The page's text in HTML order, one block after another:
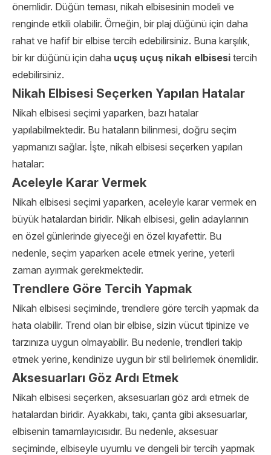
önemlidir. Düğün teması, nikah elbisesinin modeli ve
renginde etkili olabilir. Örneğin, bir plaj düğünü için daha
rahat ve hafif bir elbise tercih edebilirsiniz. Buna karşılık,
bir kır düğünü için daha uçuş uçuş nikah elbisesi tercih
edebilirsiniz.
Nikah Elbisesi Seçerken Yapılan Hatalar
Nikah elbisesi seçimi yaparken, bazı hatalar
yapılabilmektedir. Bu hataların bilinmesi, doğru seçim
yapmanızı sağlar. İşte, nikah elbisesi seçerken yapılan
hatalar:
Aceleyle Karar Vermek
Nikah elbisesi seçimi yaparken, aceleyle karar vermek en
büyük hatalardan biridir. Nikah elbisesi, gelin adaylarının
en özel günlerinde giyeceği en özel kıyafettir. Bu
nedenle, seçim yaparken acele etmek yerine, yeterli
zaman ayırmak gerekmektedir.
Trendlere Göre Tercih Yapmak
Nikah elbisesi seçiminde, trendlere göre tercih yapmak da
hata olabilir. Trend olan bir elbise, sizin vücut tipinize ve
tarzınıza uygun olmayabilir. Bu nedenle, trendleri takip
etmek yerine, kendinize uygun bir stil belirlemek önemlidir.
Aksesuarları Göz Ardı Etmek
Nikah elbisesi seçerken, aksesuarları göz ardı etmek de
hatalardan biridir. Ayakkabı, takı, çanta gibi aksesuarlar,
elbisenin tamamlayıcısıdır. Bu nedenle, aksesuar
seçiminde, elbiseyle uyumlu ve dengeli bir tercih yapmak